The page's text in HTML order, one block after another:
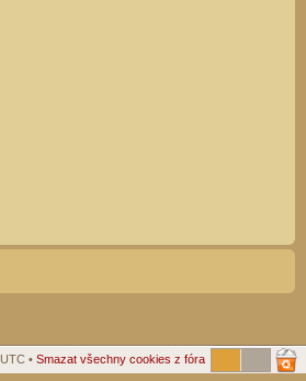
• Smazat všechny cookies z fóra